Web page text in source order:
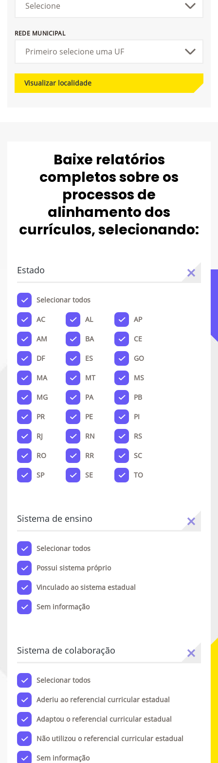
REDE MUNICIPAL
Visualizar localidade
Baixe relatórios
completos sobre os
processos de
alinhamento dos
currículos, selecionando:
Estado
Selecionar todos
AC AL AP
AM BA CE
DF ES GO
MA MT MS
MG PA PB
PR PE PI
RJ RN RS
RO RR SC
SP SE TO
Sistema de ensino
Selecionar todos
Possui sistema próprio
Vinculado ao sistema estadual
Sem informação
Sistema de colaboração
Selecionar todos
Aderiu ao referencial curricular estadual
Adaptou o referencial curricular estadual
Não utilizou o referencial curricular estadual
Sem informação